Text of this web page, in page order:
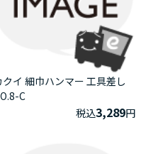
クイ 細巾ハンマー 工具差し
C
税込3,289円